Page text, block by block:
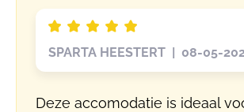
SPARTA HEESTERT | 08-05-
Deze accomodatie is ideaal